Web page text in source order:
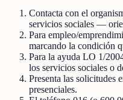
Contacta con el
servicios sociales —
Para empleo/
marcando la condición
Para la ayuda LO 1/
los servicios sociales o
Presenta las solicitudes
presenciales.